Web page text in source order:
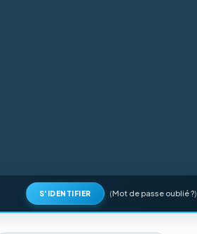
S'IDENTIFIER (Mot de passe oublié ?)